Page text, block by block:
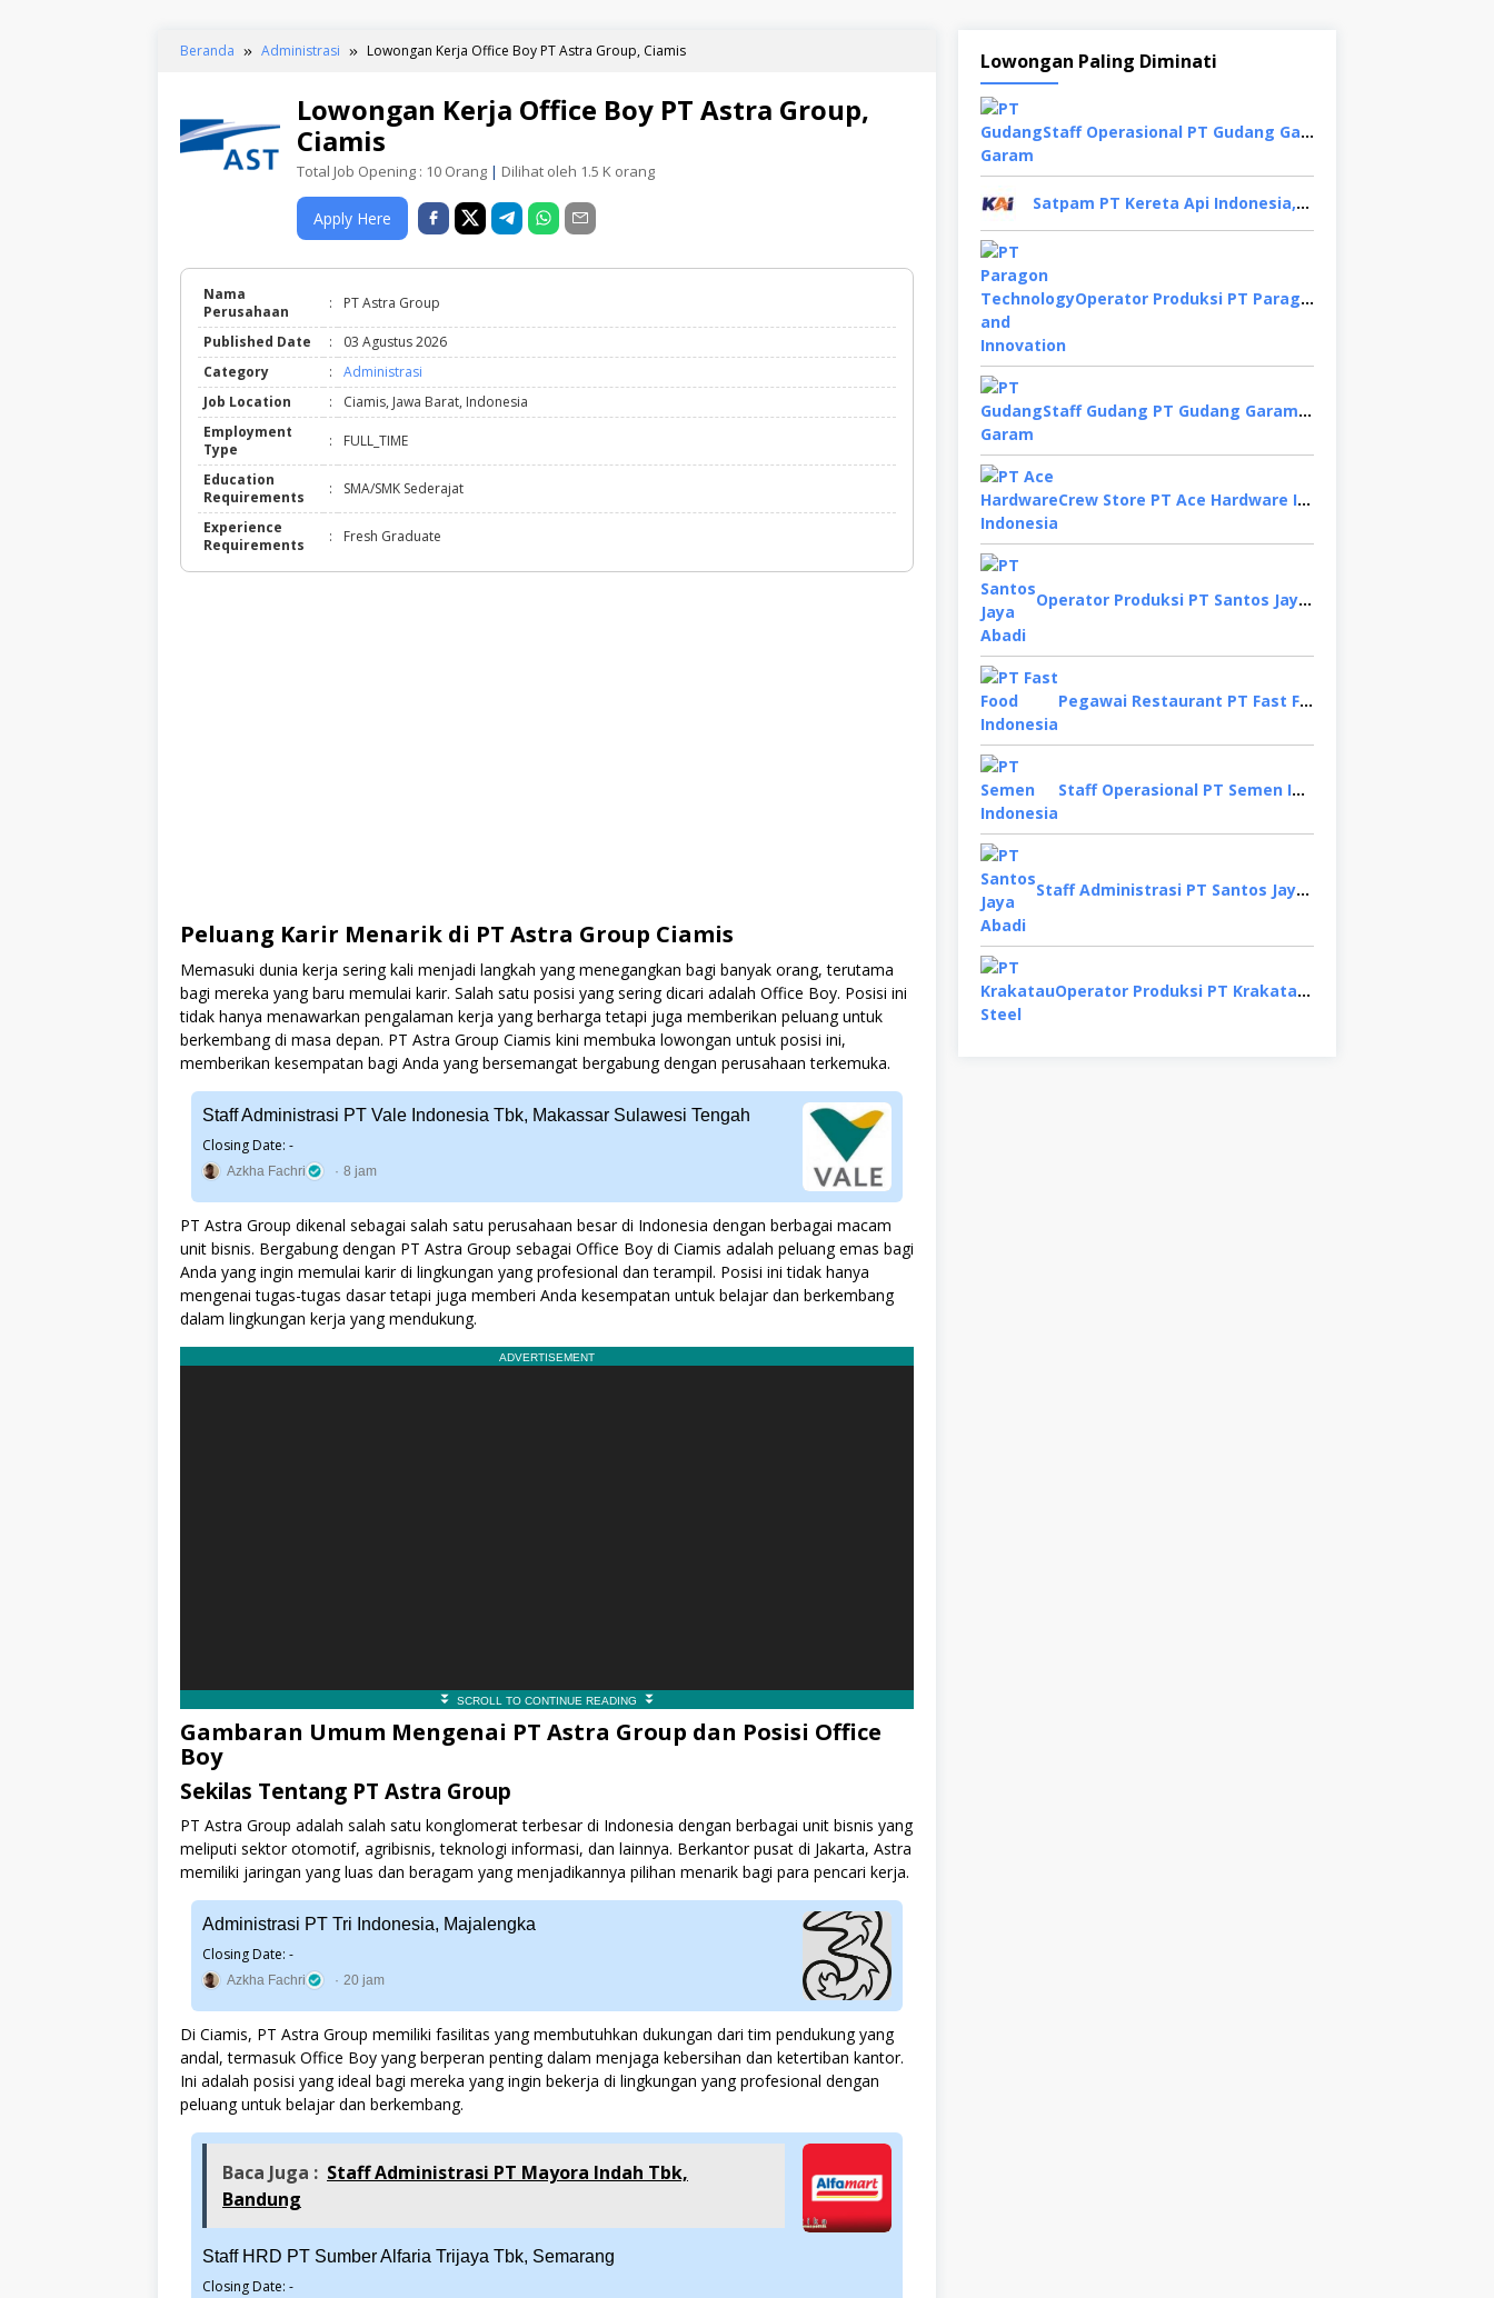
Beranda Administrasi Lowongan Kerja Office Boy PT Astra Group, Ciamis
Lowongan Kerja Office Boy PT Astra Group,
Ciamis
Total Job Opening : 10 Orang | Dilihat oleh 1.5 K orang
Apply Here
Nama
Perusahaan
: PT Astra Group
Published Date :
03 Agustus 2026
Category
:
Administrasi
Job Location
:
Ciamis, Jawa Barat, Indonesia
Employment
Type
: FULL_TIME
Education
Requirements
: SMA/SMK Sederajat
Experience
Requirements
: Fresh Graduate
Peluang Karir Menarik di PT Astra Group Ciamis
Memasuki dunia kerja sering kali menjadi langkah yang menegangkan bagi banyak orang, terutama
bagi mereka yang baru memulai karir. Salah satu posisi yang sering dicari adalah Office Boy. Posisi ini
tidak hanya menawarkan pengalaman kerja yang berharga tetapi juga memberikan peluang untuk
berkembang di masa depan. PT Astra Group Ciamis kini membuka lowongan untuk posisi ini,
memberikan kesempatan bagi Anda yang bersemangat bergabung dengan perusahaan terkemuka.
Staff Administrasi PT Vale Indonesia Tbk, Makassar Sulawesi Tengah
Closing Date: -
Azkha Fachri 8 jam
PT Astra Group dikenal sebagai salah satu perusahaan besar di Indonesia dengan berbagai macam
unit bisnis. Bergabung dengan PT Astra Group sebagai Office Boy di Ciamis adalah peluang emas bagi
Anda yang ingin memulai karir di lingkungan yang profesional dan terampil. Posisi ini tidak hanya
mengenai tugas-tugas dasar tetapi juga memberi Anda kesempatan untuk belajar dan berkembang
dalam lingkungan kerja yang mendukung.
Gambaran Umum Mengenai PT Astra Group dan Posisi Office
Boy
Sekilas Tentang PT Astra Group
PT Astra Group adalah salah satu konglomerat terbesar di Indonesia dengan berbagai unit bisnis yang
meliputi sektor otomotif, agribisnis, teknologi informasi, dan lainnya. Berkantor pusat di Jakarta, Astra
memiliki jaringan yang luas dan beragam yang menjadikannya pilihan menarik bagi para pencari kerja.
Administrasi PT Tri Indonesia, Majalengka
Closing Date: -
Azkha Fachri 20 jam
Di Ciamis, PT Astra Group memiliki fasilitas yang membutuhkan dukungan dari tim pendukung yang
andal, termasuk Office Boy yang berperan penting dalam menjaga kebersihan dan ketertiban kantor.
Ini adalah posisi yang ideal bagi mereka yang ingin bekerja di lingkungan yang profesional dengan
peluang untuk belajar dan berkembang.
Baca Juga : Staff Administrasi PT Mayora Indah Tbk,
Bandung
Staff HRD PT Sumber Alfaria Trijaya Tbk, Semarang
Closing Date: -
Lowongan Paling Diminati
Staff Operasional PT Gudang Garam, Sidoarjo
Satpam PT Kereta Api Indonesia,Bogor
Operator Produksi PT Paragon Technology and Innovation, Tangerang
Staff Gudang PT Gudang Garam, Kediri
Crew Store PT Ace Hardware Indonesia, Bekasi
Operator Produksi PT Santos Jaya Abadi, Semarang
Pegawai Restaurant PT Fast Food Indonesia, Surabaya
Staff Operasional PT Semen Indonesia, Tuban
Staff Administrasi PT Santos Jaya Abadi, Sidoarjo
Operator Produksi PT Krakatau Steel, Binjai